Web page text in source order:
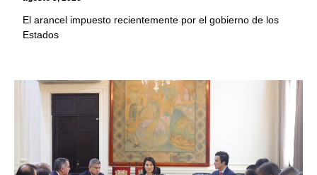
El arancel impuesto recientemente por el gobierno de los
Estados